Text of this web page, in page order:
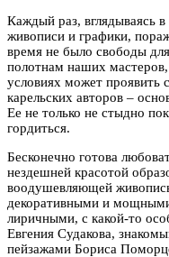
Каждый раз, вглядываясь
живописи и графики,
время не было свободы
полотнам наших
условиях может проявить
карельских авторов –
Ее не только не стыдно
гордиться.
Бесконечно готова
нездешней красотой
воодушевляющей
декоративными и
лиричными, с какой-то
Евгения Судакова,
пейзажами Бориса